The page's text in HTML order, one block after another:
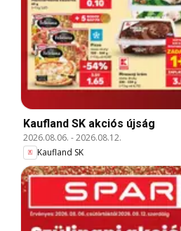
Kaufland SK akciós újság
2026.08.06. -2026.08.12.
Kaufland SK